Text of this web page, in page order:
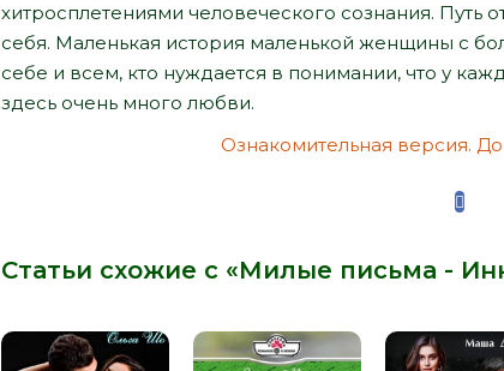
хитросплетениями человеческого сознания. Путь
себя. Маленькая история маленькой женщины с
себе и всем, кто нуждается в понимании, что у
здесь очень много любви.
Ознакомительная версия.
Статьи схожие с «Милые письма -